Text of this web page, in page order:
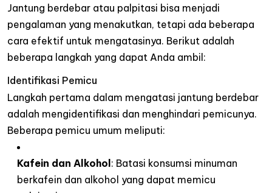
Jantung berdebar atau palpitasi bisa menjadi
pengalaman yang menakutkan, tetapi ada beberapa
cara efektif untuk mengatasinya. Berikut adalah
beberapa langkah yang dapat Anda ambil:
Identifikasi Pemicu
Langkah pertama dalam mengatasi jantung berdebar
adalah mengidentifikasi dan menghindari pemicunya.
Beberapa pemicu umum meliputi:
Kafein dan Alkohol: Batasi konsumsi minuman
berkafein dan alkohol yang dapat memicu